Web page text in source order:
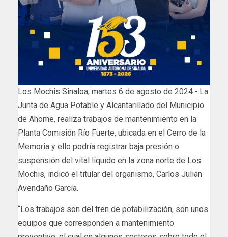
Los Mochis Sinaloa, martes 6 de agosto de 2024.- La
Junta de Agua Potable y Alcantarillado del Municipio
de Ahome, realiza trabajos de mantenimiento en la
Planta Comisión Río Fuerte, ubicada en el Cerro de la
Memoria y ello podría registrar baja presión o
suspensión del vital líquido en la zona norte de Los
Mochis, indicó el titular del organismo, Carlos Julián
Avendaño García.
“Los trabajos son del tren de potabilización, son unos
equipos que corresponden a mantenimiento